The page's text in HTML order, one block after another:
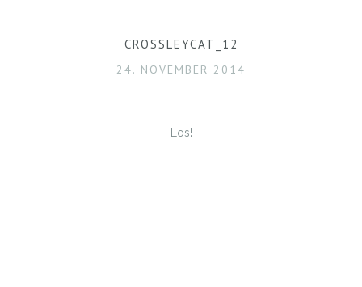
CROSSLEYCAT_12
24. NOVEMBER 2014
Los!